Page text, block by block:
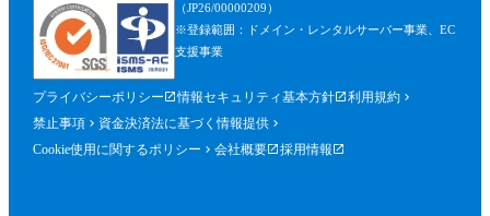
（JP26/00000209）
※登録範囲：ドメイン・レンタルサーバー事業、EC
支援事業
プライバシーポリシー 情報セキュリティ基本方針
利用規約
禁止事項
資金決済法に基づく情報提供
Cookie使用に関するポリシー
会社概要 採用情報